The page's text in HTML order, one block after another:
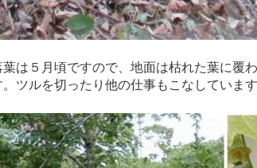
は５月頃ですので、地面は枯れた葉に覆
ツルを切ったり他の仕事もこなしています